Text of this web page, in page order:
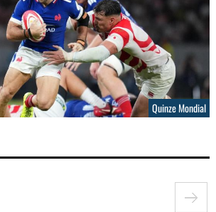
Quinze Mondial